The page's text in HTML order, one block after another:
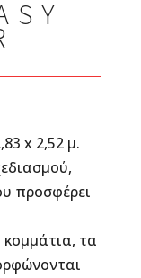
x 2,52 μ.
προσφέρει
τα